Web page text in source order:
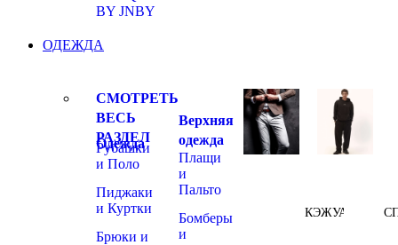
BY JNBY
ОДЕЖДА
СМОТРЕТЬ
ВЕСЬ
РАЗДЕЛ
Одежда
Рубашки
и Поло
Пиджаки
и Куртки
Брюки и
Верхняя
одежда
Плащи
и
Пальто
Бомберы
и
КЭЖУАЛ